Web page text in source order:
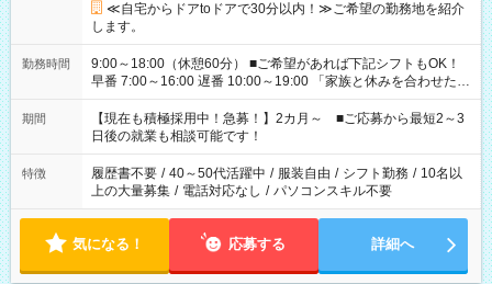
≪自宅からドアtoドアで30分以内！≫ご希望の勤務地を紹介
します。
勤務時間
9:00～18:00（休憩60分） ■ご希望があれば下記シフトもOK！
早番 7:00～16:00 遅番 10:00～19:00 「家族と休みを合わせた
い」 「余裕を持って夕飯の準備がしたい」 「できれば残業はし
たくない」 など、ご希望を教えてくださいね。 ※Wワーク希望
の方へ 今ご覧のお仕事で希望する勤務時間と、もう1つのお仕事
の勤務時間。 合計で週40時間を超える場合は応募できません。
期間
【現在も積極採用中！急募！】2カ月～ ■ご応募から最短2～3
日後の就業も相談可能です！
特徴 履歴書不要 / 40～50代活躍中 / 服装自由 / シフト勤務 / 10名以
上の大量募集 / 電話対応なし / パソコンスキル不要
気になる！ 応募する 詳細へ